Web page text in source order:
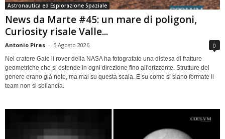
Astronautica ed Esplorazione Spaziale
News da Marte #45: un mare di poligoni,
Curiosity risale Valle...
Antonio Piras - 5 Agosto 2026 0
Nel cratere Gale il rover della NASA ha fotografato una distesa di fratture
geometriche che si estende in ogni direzione fino all'orizzonte. Strutture del
genere erano già note, ma mai su questa scala. E su come si siano formate il
team non si sbilancia.